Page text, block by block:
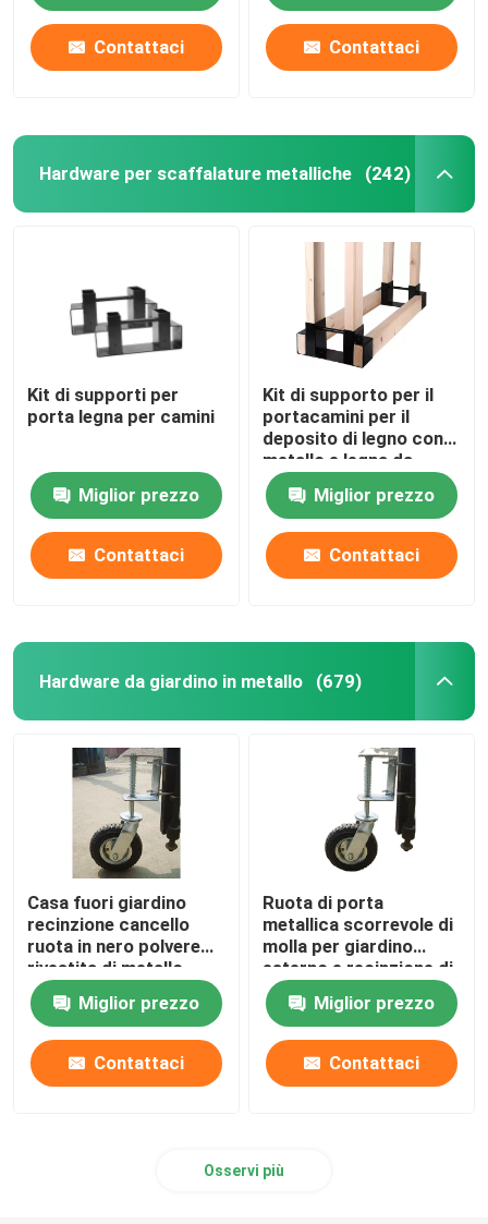
Contattaci Contattaci
Hardware per scaffalature metalliche (242)
Kit di supporti per
porta legna per camini
Miglior prezzo
Contattaci
Kit di supporto per il
portacamini per il
deposito di legno con
metallo e legna da
ardere regolabili
Miglior prezzo
Contattaci
Hardware da giardino in metallo (679)
Casa fuori giardino
recinzione cancello
ruota in nero polvere
rivestita di metallo
design scorrevole
Miglior prezzo
Contattaci
Ruota di porta
metallica scorrevole di
molla per giardino
esterno e recinzione di
sicurezza
Miglior prezzo
Contattaci
Osservi più